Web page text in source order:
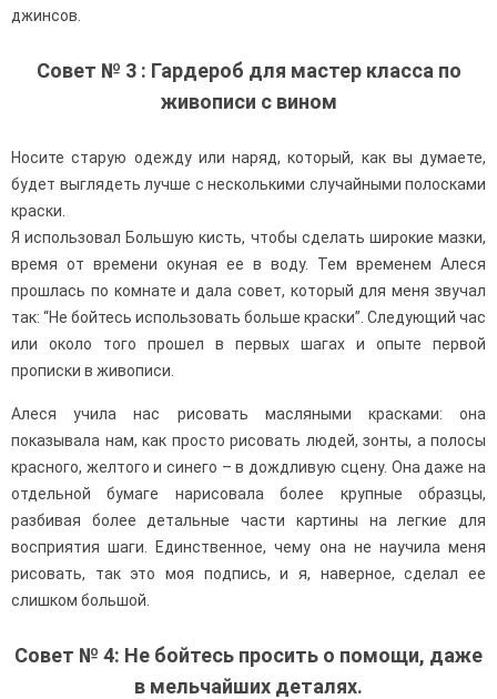
джинсов.
Совет № 3 : Гардероб для мастер класса по
живописи с вином
Носите старую одежду или наряд, который, как вы думаете,
будет выглядеть лучше с несколькими случайными полосками
краски.
Я использовал Большую кисть, чтобы сделать широкие мазки,
время от времени окуная ее в воду. Тем временем Алеся
прошлась по комнате и дала совет, который для меня звучал
так: “Не бойтесь использовать больше краски”. Следующий час
или около того прошел в первых шагах и опыте первой
прописки в живописи.
Алеся учила нас рисовать масляными красками: она
показывала нам, как просто рисовать людей, зонты, а полосы
красного, желтого и синего – в дождливую сцену. Она даже на
отдельной бумаге нарисовала более крупные образцы,
разбивая более детальные части картины на легкие для
восприятия шаги. Единственное, чему она не научила меня
рисовать, так это моя подпись, и я, наверное, сделал ее
слишком большой.
Совет № 4: Не бойтесь просить о помощи, даже
в мельчайших деталях.